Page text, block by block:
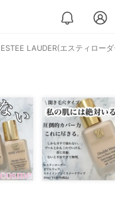
ESTEE LAUDER(エスティロー